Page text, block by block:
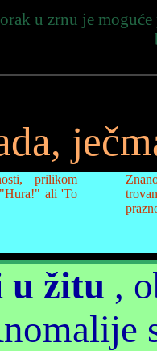
u zrnu je
prilikom
ali 'To
u žitu ,